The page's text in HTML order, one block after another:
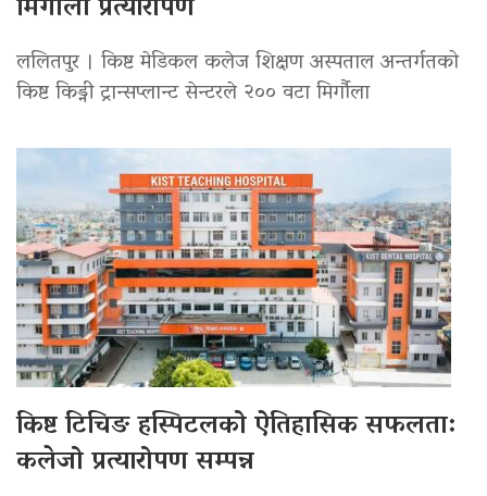
ललितपुर । किष्ट मेडिकल कलेज शिक्षण अस्पताल अन्तर्गतको
किष्ट किड्नी ट्रान्सप्लान्ट सेन्टरले २०० वटा मिर्गौला
किष्ट टिचिङ हस्पिटलको ऐतिहासिक सफलता:
कलेजो प्रत्यारोपण सम्पन्न